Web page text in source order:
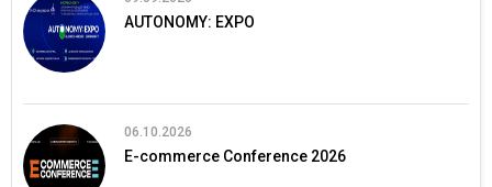
AUTONOMY: EXPO
06.10.2026
E-commerce Conference 2026